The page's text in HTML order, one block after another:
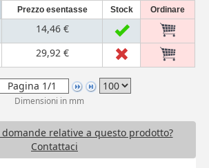
Prezzo esentasse Stock Ordinare
14,46 €
29,92 €
Dimensioni in mm
relative a questo prodotto?
Contattaci